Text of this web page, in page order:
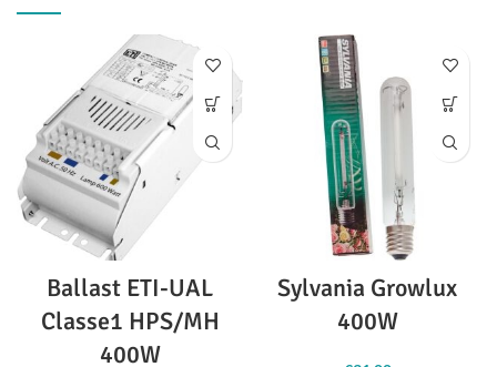
Ballast ETI-UAL
Classe1 HPS/MH
400W
Sylvania Growlux
400W